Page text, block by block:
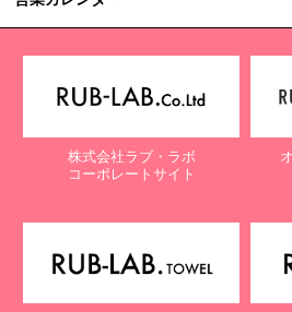
株式会社ラブ・ラボ
コーポレートサイト